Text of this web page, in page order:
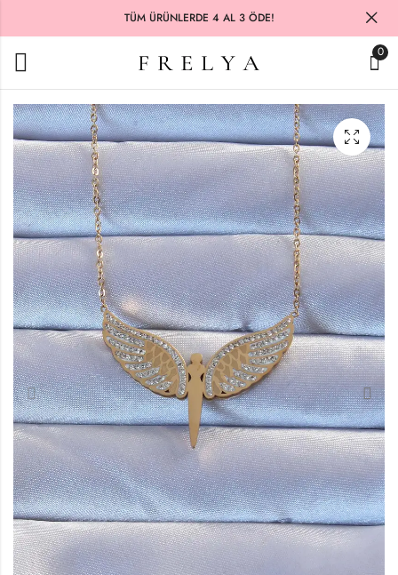
TÜM ÜRÜNLERDE 4 AL 3 ÖDE!
0